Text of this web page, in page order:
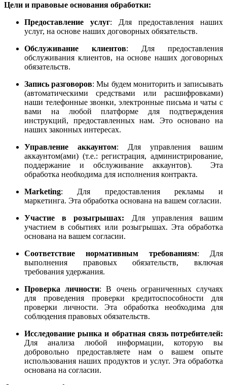
Цели и правовые основания обработки:
Предоставление услуг: Для предоставления наших
услуг, на основе наших договорных обязательств.
Обслуживание клиентов: Для предоставления
обслуживания клиентов, на основе наших договорных
обязательств.
Запись разговоров: Мы будем мониторить и записывать
(автоматическими средствами или расшифровками)
наши телефонные звонки, электронные письма и чаты с
вами на любой платформе для подтверждения
инструкций, предоставленных нам. Это основано на
наших законных интересах.
Управление аккаунтом: Для управления вашим
аккаунтом(ами) (т.е.: регистрация, администрирование,
поддержание и обслуживание аккаунтов). Эта
обработка необходима для исполнения контракта.
Marketing: Для предоставления рекламы и
маркетинга. Эта обработка основана на вашем согласии.
Участие в розыгрышах: Для управления вашим
участием в событиях или розыгрышах. Эта обработка
основана на вашем согласии.
Соответствие нормативным требованиям: Для
выполнения правовых обязательств, включая
требования удержания.
Проверка личности: В очень ограниченных случаях
для проведения проверки кредитоспособности для
проверки личности. Эта обработка необходима для
соблюдения правовых обязательств.
Исследование рынка и обратная связь потребителей:
Для анализа
любой информации, которую вы
добровольно предоставляете нам о вашем опыте
использования наших продуктов и услуг. Эта обработка
основана на согласии.